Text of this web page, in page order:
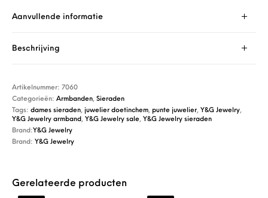
Aanvullende informatie
Beschrijving
Artikelnummer:7060
Categorieën:Armbanden,Sieraden
Tags:dames sieraden, juwelier doetinchem, punte juwelier, Y&G Jewelry,
Y&G Jewelry armband, Y&G Jewelry sale, Y&G Jewelry sieraden
Brand:Y&G Jewelry
Brand: Y&G Jewelry
Gerelateerde producten